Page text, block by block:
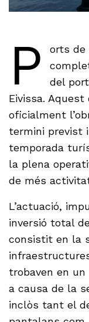
P
orts de
del
Eivissa. Aquest
oficialment
termini previst
temporada
la plena
de més
L’actuació,
inversió total
consistit en la
trobaven en
a causa de la
inclòs tant el